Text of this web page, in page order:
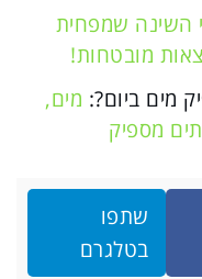
השינה שמפחית
מובטחות!
מים ביום?: מים,
מספיק
שתפו
בטלגרם